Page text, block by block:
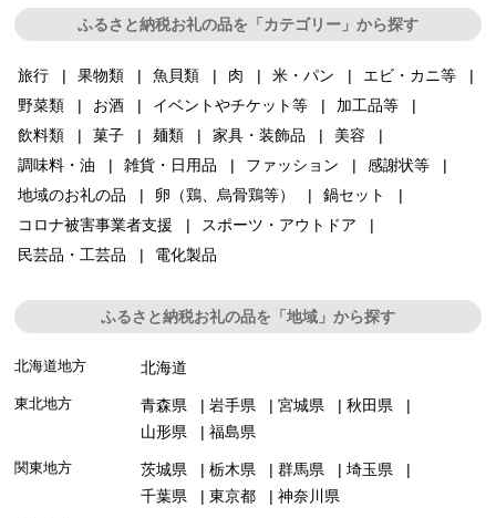
ふるさと納税お礼の品を「カテゴリー」から探す
旅行 果物類 魚貝類 肉 米・パン
エビ・カニ等
野菜類
お酒 イベントやチケット等
加工品等
飲料類
菓子 麺類 家具・装飾品
美容
調味料・油
雑貨・日用品 ファッション
感謝状等
地域のお礼の品
卵（鶏、烏骨鶏等）
鍋セット
コロナ被害事業者支援
スポーツ・アウトドア
民芸品・工芸品
電化製品
ふるさと納税お礼の品を「地域」から探す
北海道地方 北海道
東北地方 青森県 岩手県 宮城県
秋田県
山形県
福島県
関東地方 茨城県 栃木県 群馬県
埼玉県
千葉県
東京都 神奈川県